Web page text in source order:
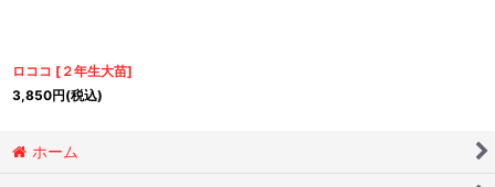
ロココ [ ２年生大苗]
3,850円(税込)
ホーム